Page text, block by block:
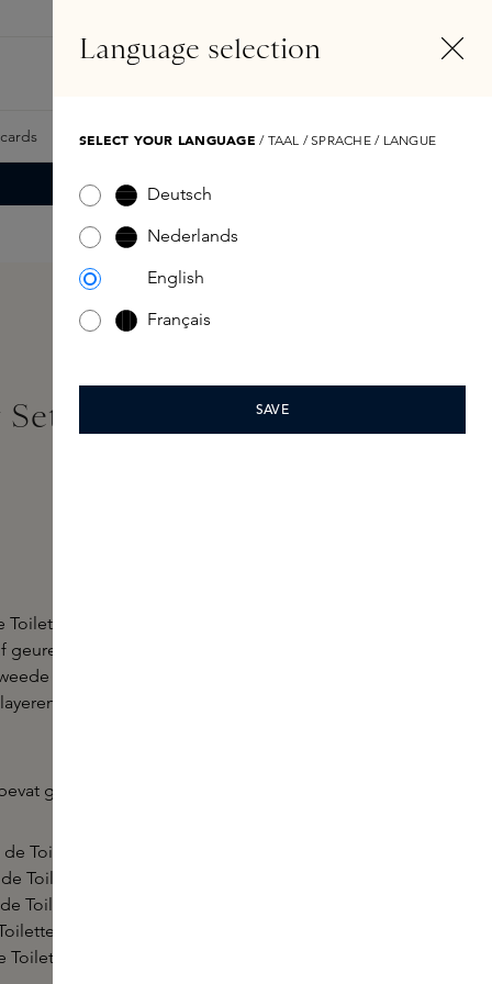
Samples Skins Exclusives Skins Boxen
Eau de Toilette
Toilette van BORNTOSTANDOUT laat je
geuren uit de EAU INTIMITÉ-collectie. Elke geur is
huid: subtiel, transparant en onverwacht
of om de veelzijdigheid van het merk te
geuren in 2ml:
Toilette
Toilette
Toilette
Toilette
Language selection
SELECT YOUR LANGUAGE / TAAL / SPRACHE / LANGUE
Deutsch
Nederlands
English
Français
SAVE